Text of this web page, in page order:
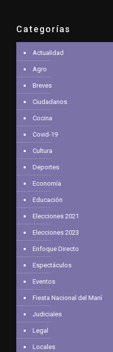
Categorías
Actualidad
Agro
Breves
Ciudadanos
Cocina
Covid-19
Cultura
Deportes
Economía
Educación
Elecciones 2021
Elecciones 2023
Enfoque Directo
Espectáculos
Eventos
Fiesta Nacional del Maní
Judiciales
Legal
Locales